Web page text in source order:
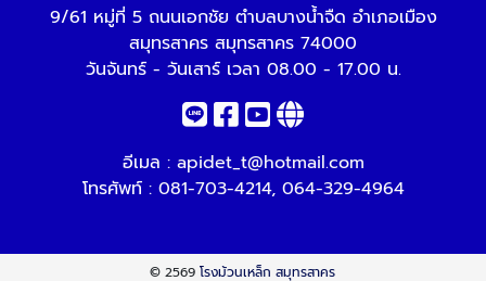
9/61 หมู่ที่ 5 ถนนเอกชัย ตำบลบางน้ำจืด อำเภอเมือง
สมุทรสาคร สมุทรสาคร 74000
วันจันทร์ - วันเสาร์ เวลา 08.00 - 17.00 น.
อีเมล : apidet_t@hotmail.com
โทรศัพท์ : 081-703-4214, 064-329-4964
© 2569โรงม้วนเหล็ก สมุทรสาคร